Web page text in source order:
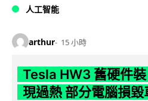
人工智能
arthur 15 小時
Tesla HW3 舊硬件
現過熱 部分電腦損